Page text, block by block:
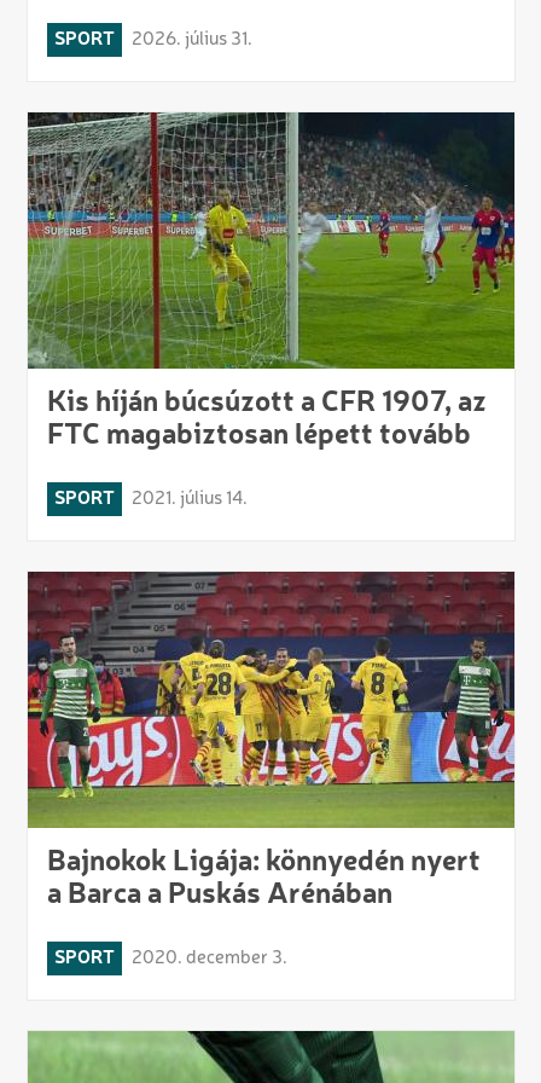
SPORT 2026. július 31.
Kis híján búcsúzott a CFR 1907, az
FTC magabiztosan lépett tovább
SPORT 2021. július 14.
Bajnokok Ligája: könnyedén nyert
a Barca a Puskás Arénában
SPORT 2020. december 3.